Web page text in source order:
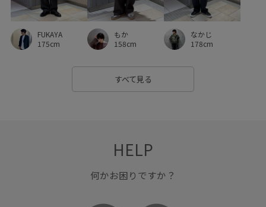
FUKAYA
175cm
もか
158cm
なかじ
178cm
すべて見る
HELP
何かお困りですか？